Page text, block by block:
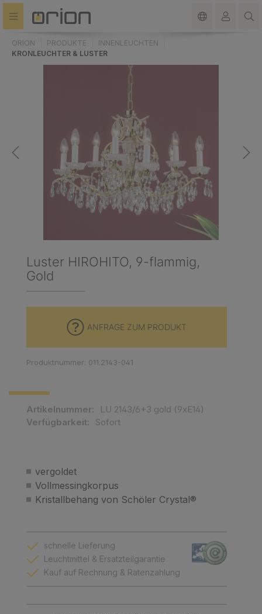
springen
ORION PRODUKTE
INNENLEUCHTEN
KRONLEUCHTER & LUSTER
Luster HIROHITO, 9-flammig,
Gold
vergoldet
Vollmessingkorpus
Kristallbehang von Schöler Crystal®
Artikelnummer:
LU 2143/6+3 gold (9xE14)
Verfügbarkeit:
Sofort
ANFRAGE ZUM PRODUKT
Produktnummer: 011.2143-041
schnelle Lieferung
Leuchtmittel & Ersatzteilgarantie
Kauf auf Rechnung & Ratenzahlung